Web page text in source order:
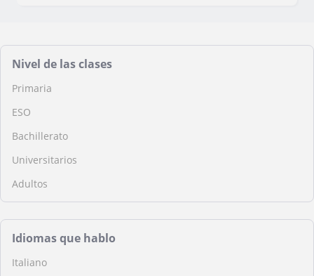
Nivel de las clases
Primaria
ESO
Bachillerato
Universitarios
Adultos
Idiomas que hablo
Italiano